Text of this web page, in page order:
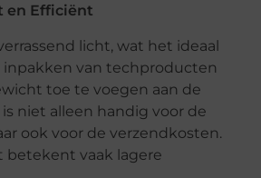
en Efficiënt
licht, wat het ideaal
inpakken van techproducten
toe te voegen aan de
niet alleen handig voor de
ook voor de verzendkosten.
betekent vaak lagere